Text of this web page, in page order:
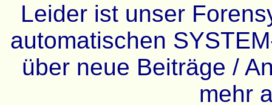
Leider ist unser
automatischen
über neue Beiträge /
mehr